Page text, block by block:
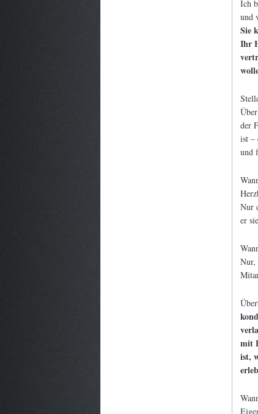
Ich
und
Sie
Ihr
der
ist –
und
Nur
er
Nur,
mit
ist,